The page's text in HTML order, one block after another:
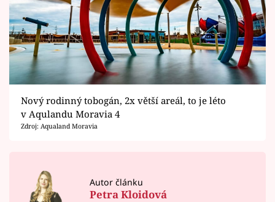
Nový rodinný tobogán, 2x větší areál, to je léto
v Aqulandu Moravia 4
Zdroj: Aqualand Moravia
Autor článku
Petra Kloidová